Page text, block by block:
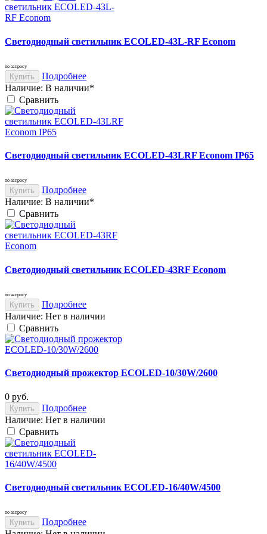
Светодиодный светильник ECOLED-43L-RF Econom
по запросу
Купить
Подробнее
Наличие: В наличии*
Cравнить
Светодиодный светильник ECOLED-43LRF Econom IP65
по запросу
Купить
Подробнее
Наличие: В наличии*
Cравнить
Светодиодный светильник ECOLED-43RF Econom
по запросу
Купить
Подробнее
Наличие: Нет в наличии
Cравнить
Светодиодный прожектор ECOLED-10/30W/2600
0 руб.
Купить
Подробнее
Наличие: Нет в наличии
Cравнить
Светодиодный светильник ECOLED-16/40W/4500
по запросу
Купить
Подробнее